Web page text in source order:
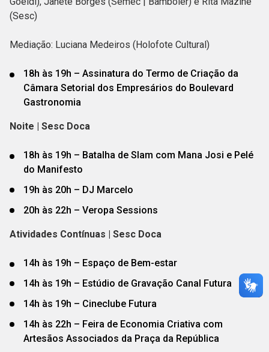
(Sesc)
Mediação: Luciana Medeiros (Holofote Cultural)
18h às 19h – Assinatura do Termo de Criação da
Câmara Setorial dos Empresários do Boulevard
Gastronomia
Noite | Sesc Doca
18h às 19h – Batalha de Slam com Mana Josi e Pelé
do Manifesto
19h às 20h – DJ Marcelo
20h às 22h – Veropa Sessions
Atividades Contínuas | Sesc Doca
14h às 19h – Espaço de Bem-estar
14h às 19h – Estúdio de Gravação Canal Futura
14h às 19h – Cineclube Futura
14h às 22h – Feira de Economia Criativa com
Artesãos Associados da Praça da República